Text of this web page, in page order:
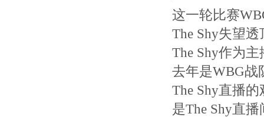
这一轮比赛
The Shy失望
The Shy作为
去年是WBG战
The Shy直播
是The Shy直